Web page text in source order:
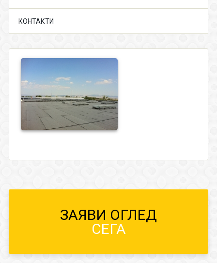
КОНТАКТИ
ЗАЯВИ ОГЛЕД
СЕГА